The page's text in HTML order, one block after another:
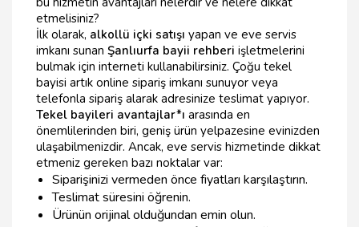
etmelisiniz?
İlk olarak, alkollü içki satışı yapan ve eve servis
imkanı sunan Şanlıurfa bayii rehberi işletmelerini
bulmak için interneti kullanabilirsiniz. Çoğu tekel
bayisi artık online sipariş imkanı sunuyor veya
telefonla sipariş alarak adresinize teslimat yapıyor.
Tekel bayileri avantajlar*ı arasında en
önemlilerinden biri, geniş ürün yelpazesine evinizden
ulaşabilmenizdir. Ancak, eve servis hizmetinde dikkat
etmeniz gereken bazı noktalar var:
Siparişinizi vermeden önce fiyatları karşılaştırın.
Teslimat süresini öğrenin.
Ürünün orijinal olduğundan emin olun.